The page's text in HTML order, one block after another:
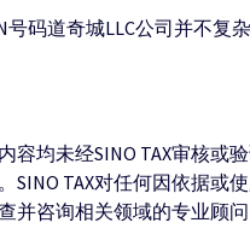
码道奇城LLC公司并不
均未经SINO TAX审核
SINO TAX对任何因依据
并咨询相关领域的专业顾问